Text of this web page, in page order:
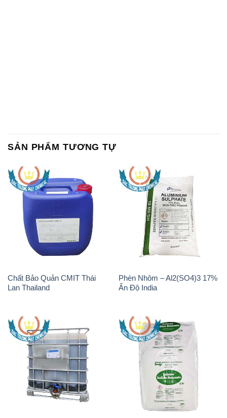
SẢN PHẨM TƯƠNG TỰ
Chất Bảo Quản CMIT Thái
Lan Thailand
Phèn Nhôm – Al2(SO4)3 17%
Ấn Độ India